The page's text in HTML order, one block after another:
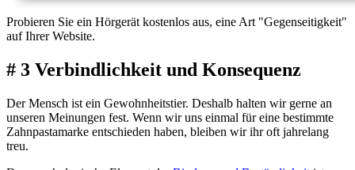
Probieren Sie ein Hörgerät kostenlos aus, eine Art "Gegenseitigkeit"
auf Ihrer Website.
# 3 Verbindlichkeit und Konsequenz
Der Mensch ist ein Gewohnheitstier. Deshalb halten wir gerne an
unseren Meinungen fest. Wenn wir uns einmal für eine bestimmte
Zahnpastamarke entschieden haben, bleiben wir ihr oft jahrelang
treu.